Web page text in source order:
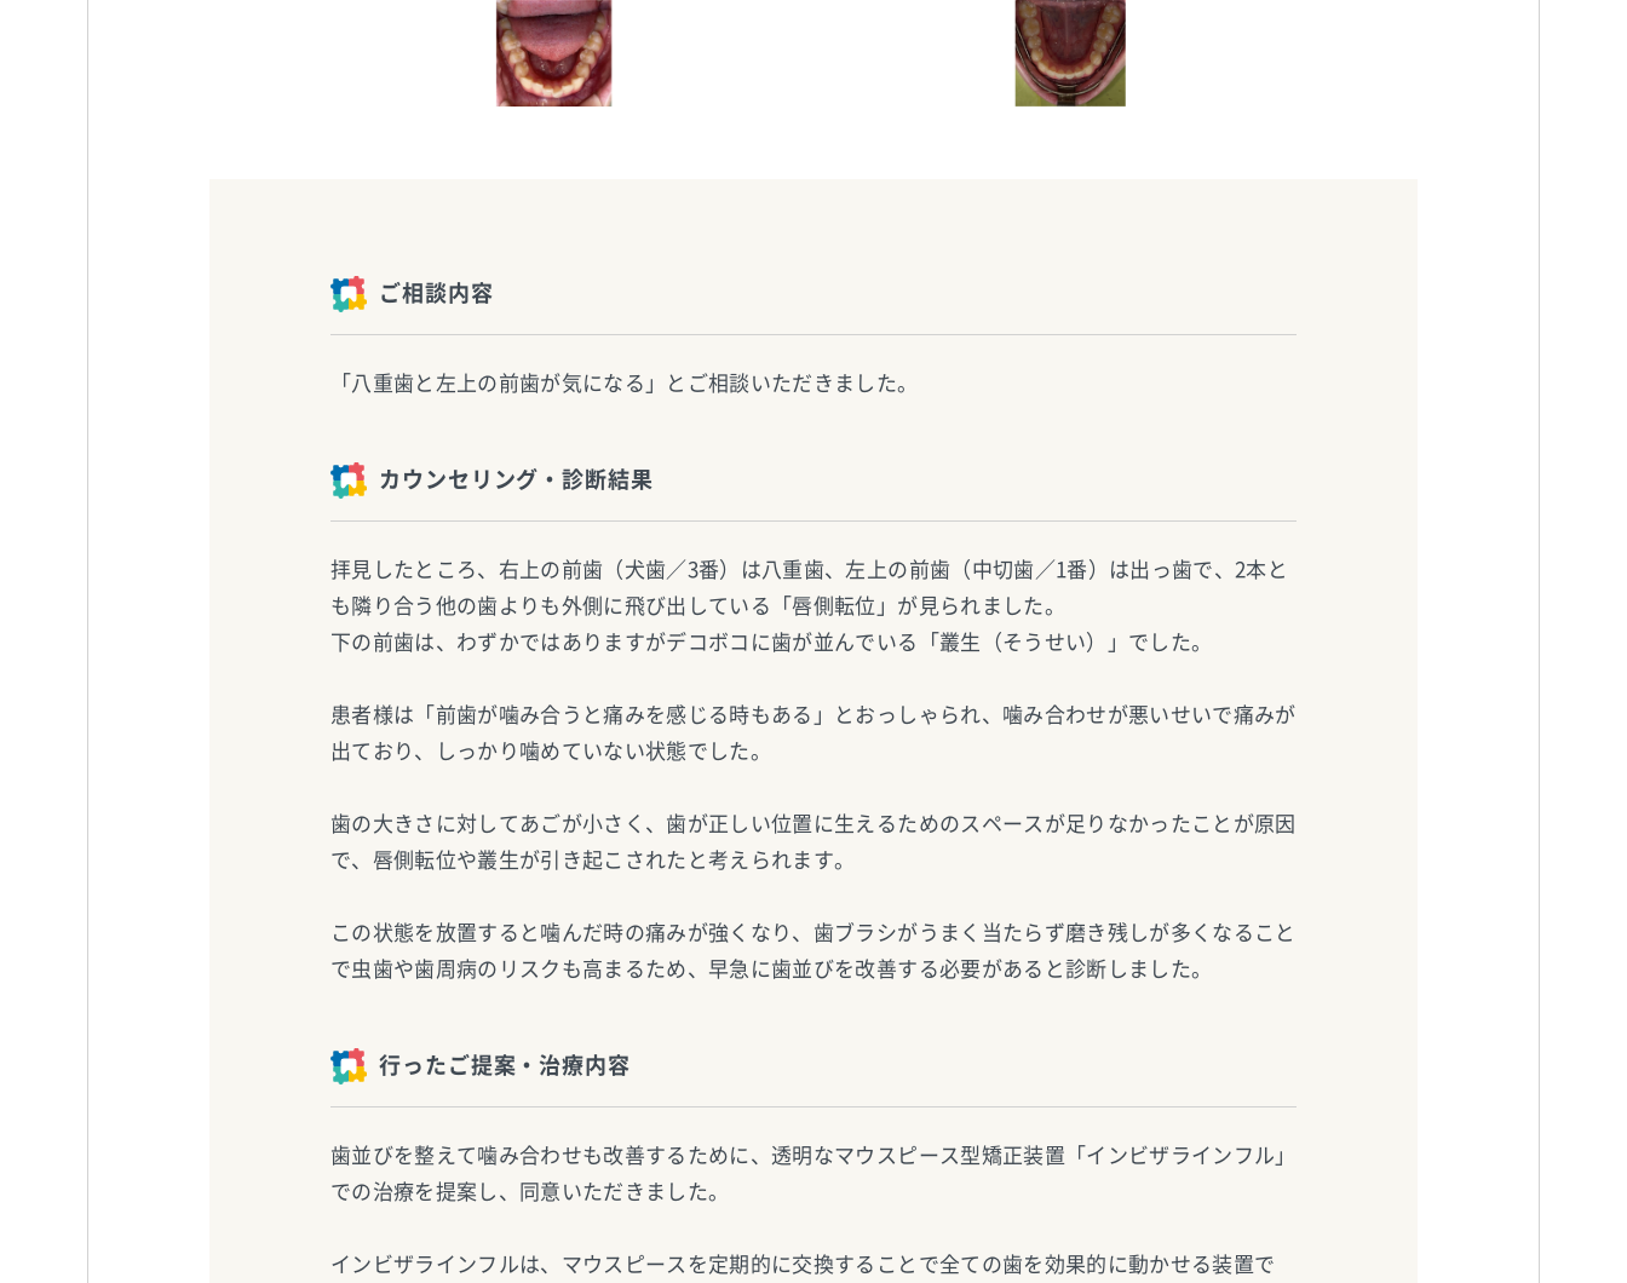
さいわいデンタルクリニック さいわいデンタルクリニック
ご相談内容
「八重歯と左上の前歯が気になる」とご相談いただきました。
カウンセリング・診断結果
拝見したところ、右上の前歯（犬歯／3番）は八重歯、左上の前歯（中切歯／1番）は出っ歯で、2本と
も隣り合う他の歯よりも外側に飛び出している「唇側転位」が見られました。
下の前歯は、わずかではありますがデコボコに歯が並んでいる「叢生（そうせい）」でした。
患者様は「前歯が噛み合うと痛みを感じる時もある」とおっしゃられ、噛み合わせが悪いせいで痛みが
出ており、しっかり噛めていない状態でした。
歯の大きさに対してあごが小さく、歯が正しい位置に生えるためのスペースが足りなかったことが原因
で、唇側転位や叢生が引き起こされたと考えられます。
この状態を放置すると噛んだ時の痛みが強くなり、歯ブラシがうまく当たらず磨き残しが多くなること
で虫歯や歯周病のリスクも高まるため、早急に歯並びを改善する必要があると診断しました。
行ったご提案・治療内容
歯並びを整えて噛み合わせも改善するために、透明なマウスピース型矯正装置「インビザラインフル」
での治療を提案し、同意いただきました。
インビザラインフルは、マウスピースを定期的に交換することで全ての歯を効果的に動かせる装置で